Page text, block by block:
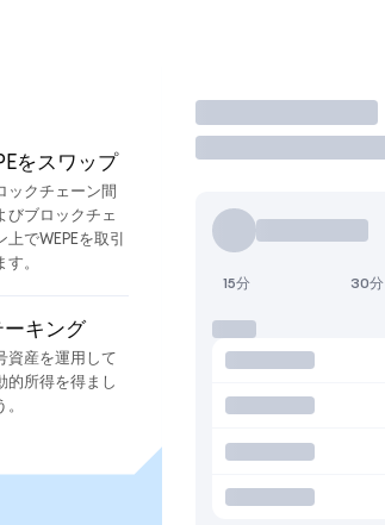
をスワップ
ックチェーン間
びブロックチェ
上でWEPEを取引
す。
ーキング
資産を運用して
的所得を得まし
。
取引
15分 30分